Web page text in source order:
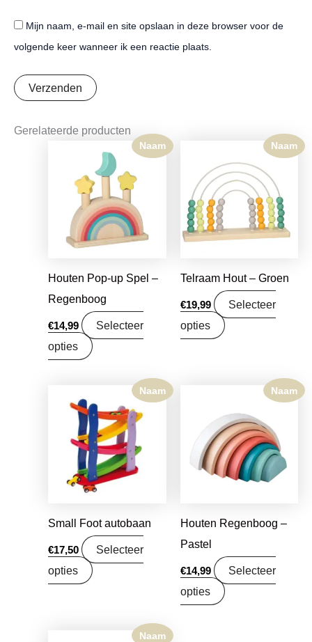
Mijn naam, e-mail en site opslaan in deze browser voor de
volgende keer wanneer ik een reactie plaats.
Gerelateerde producten
Naam
Houten Pop-up Spel –
Regenboog
€14,99
Selecteer
opties
Naam
Telraam Hout – Groen
€19,99
Selecteer
opties
Naam
Small Foot autobaan
€17,50
Selecteer
opties
Naam
Houten Regenboog –
Pastel
€14,99
Selecteer
opties
Naam